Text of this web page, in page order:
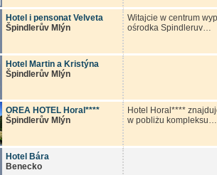
Hotel i pensonat Velveta
Špindlerův Mlýn
Witajcie w centrum
ośrodka Spindleruv…
Hotel Martin a Kristýna
Špindlerův Mlýn
OREA HOTEL Horal****
Špindlerův Mlýn
Hotel Horal****
w pobliżu kompleksu…
Hotel Bára
Benecko